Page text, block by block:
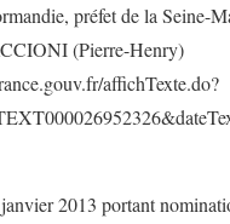
préfet de la Seine-
(Pierre-Henry)
affichTexte.do?
2013 portant